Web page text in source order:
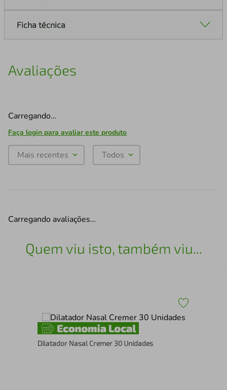
Ficha técnica
Avaliações
Carregando…
Faça login para avaliar este produto
Mais recentes Todos
Carregando avaliações…
Quem viu isto, também viu...
Dilatador Nasal Cremer 30 Unidades